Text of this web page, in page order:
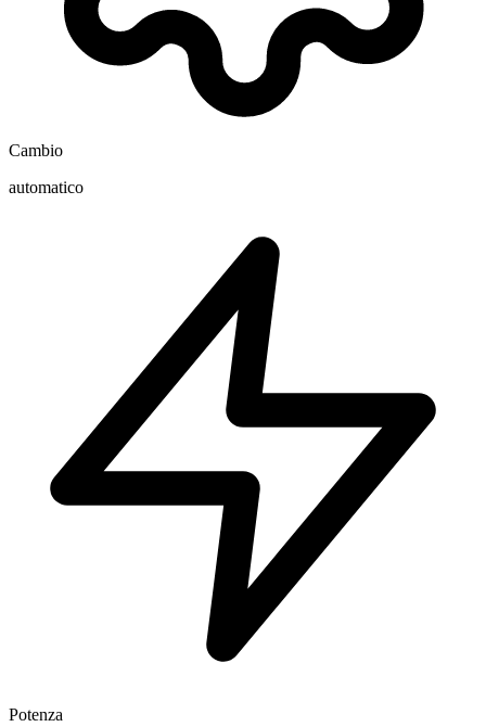
Cambio
automatico
Potenza